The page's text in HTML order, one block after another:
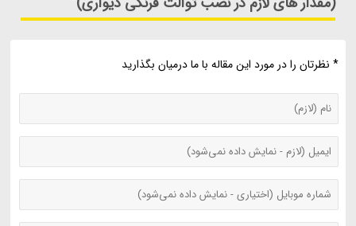
* نظرتان را در مورد این مقاله با ما درمیان بگذارید